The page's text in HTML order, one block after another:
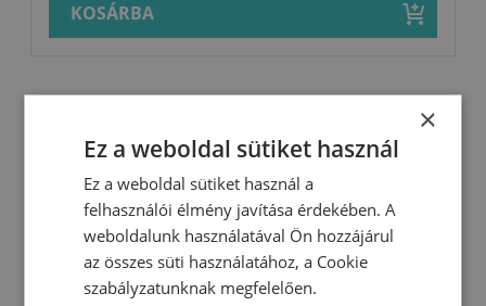
KOSÁRBA
Szerves oldószeres keverék. Fémfelületek
előkészítésére és zsírtalanítására használják, a
DURLIN olajfestékek hígításához a gyártó
utasításainak megfelelően
×
Ez a weboldal sütiket használ
Ez a weboldal sütiket használ a
felhasználói élmény javítása érdekében. A
weboldalunk használatával Ön hozzájárul
az összes süti használatához, a Cookie
szabályzatunknak megfelelően.